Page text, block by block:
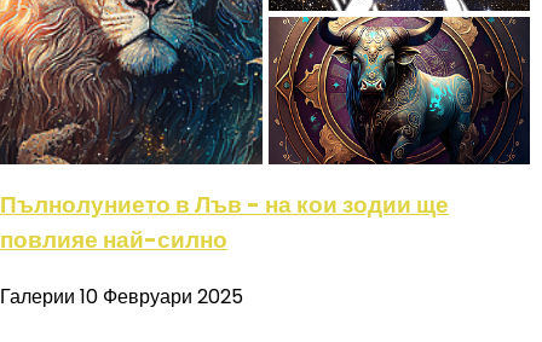
Пълнолунието в Лъв - на кои зодии ще
повлияе най-силно
Галерии 10 Февруари 2025